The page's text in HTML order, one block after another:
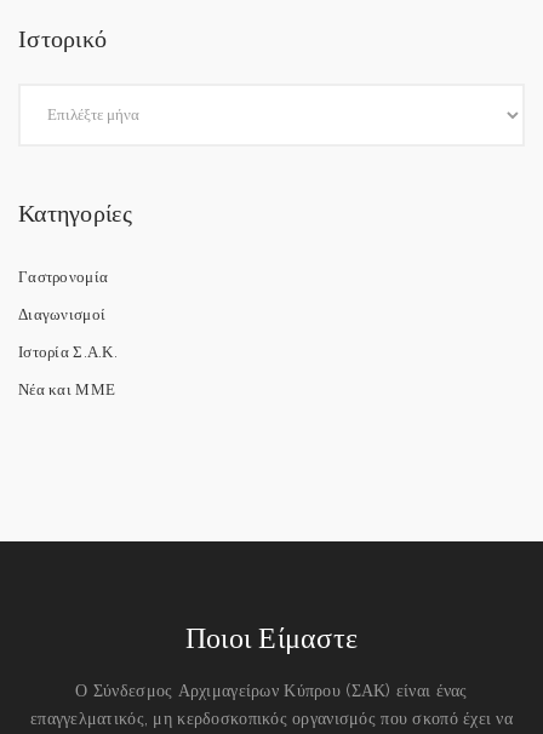
Ιστορικό
Κατηγορίες
Γαστρονομία
Διαγωνισμοί
Ιστορία Σ.Α.Κ.
Νέα και ΜΜΕ
Ποιοι Είμαστε
Ο Σύνδεσμος Αρχιμαγείρων Κύπρου (ΣΑΚ) είναι ένας
επαγγελματικός, μη κερδοσκοπικός οργανισμός που σκοπό έχει να